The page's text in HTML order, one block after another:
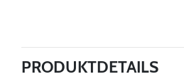
PRODUKTDETAILS